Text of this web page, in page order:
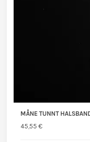
MÅNE TUNNT
45,55 €